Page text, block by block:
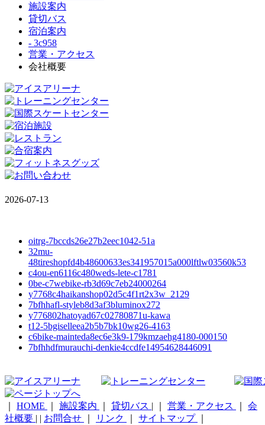
施設案内
貸切バス
宿泊案内
- 3c958
営業・アクセス
会社概要
2026-07-13
oitrg-7bccds26e27b2eec1042-51a
32mu-
48tireshopfd4b48600633es341957015a000lftlw03560k53
c4ou-en6116c480weds-lete-c1781
0be-c7webike-rb3d69c7eb24000264
y7768c4haikanshop02d5c4f1rt2x3w_2129
7bfhhafl-styleb8d3af3bluminox272
y776802hatoyad67c02780871u-kawa
t12-5bgiselleea2b5b7bk10wg26-4163
c6bike-mainteda8ec6e3k9-179kmzaehg4180-000150
7bfhhdfmurauchi-denkie4ccdfe14954628446091
HOME 施設案内 貸切バス | 営業・アクセス
会
社概要 | | お問合せ リンク サイトマップ